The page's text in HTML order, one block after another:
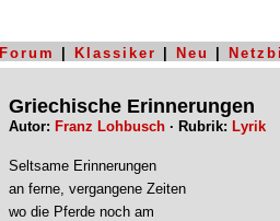
Forum Klassiker Neu
Griechische Erinnerungen
Autor: Franz Lohbusch · Rubrik: Lyrik
Seltsame Erinnerungen
an ferne, vergangene Zeiten
wo die Pferde noch am